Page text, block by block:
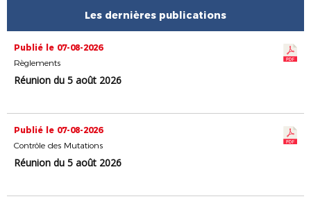
Les dernières publications
Publié le 07-08-2026
Règlements
Réunion du 5 août 2026
Publié le 07-08-2026
Contrôle des Mutations
Réunion du 5 août 2026